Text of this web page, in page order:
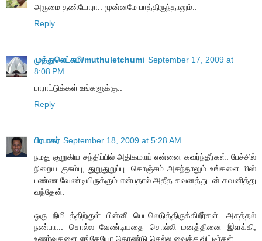
அருமை தண்டோரா.. முன்னமே பாத்திருந்தாலும்..
Reply
முத்துலெட்சுமி/muthuletchumi September 17, 2009 at
8:08 PM
பாராட்டுக்கள் உங்களுக்கு..
Reply
பிரபாகர் September 18, 2009 at 5:28 AM
நமது குறுகிய சந்திப்பில் அதிகமாய் என்னை கவர்ந்தீர்கள். பேச்சில்
நிறைய குசும்பு, துறுதுறுப்பு. கொஞ்சம் அசந்தாலும் உங்களை மிஸ்
பண்ண வேண்டியிருக்கும் என்பதால் அதீத கவனத்துடன் கவனித்து
வந்தேன்.
ஒரு நிமிடத்திற்குள் பின்னி பெடலெடுத்திருக்கிறீர்கள். அசத்தல்
நண்பா... சொல்ல வேண்டியதை சொல்லி மனத்தினை இளக்கி,
உணர்வுகளை எங்கேயோ கொண்டு செல்ல வைத்துவிட்டீர்கள்.